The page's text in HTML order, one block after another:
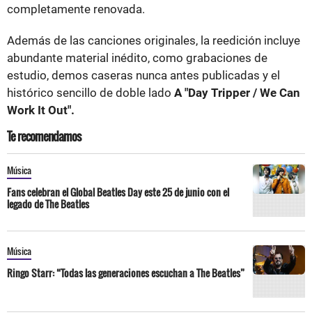
completamente renovada.
Además de las canciones originales, la reedición incluye
abundante material inédito, como grabaciones de
estudio, demos caseras nunca antes publicadas y el
histórico sencillo de doble lado A "Day Tripper / We Can
Work It Out".
Te recomendamos
Música
Fans celebran el Global Beatles Day este 25 de junio con el
legado de The Beatles
Música
Ringo Starr: “Todas las generaciones escuchan a The Beatles”